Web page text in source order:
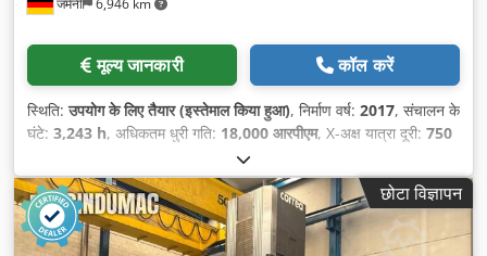
मूल्य जानकारी कॉल करें
स्थिति:उपयोग के लिए तैयार (इस्तेमाल किया हुआ), निर्माण वर्ष: 2017, संचालन के
घंटे: 3,243 h, अधिकतम धुरी गति: 18,000 आरपीएम, X-अक्ष यात्रा दूरी: 750
छोटा विज्ञापन